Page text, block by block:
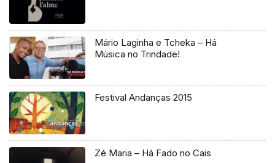
Mário Laginha e Tcheka – Há
Música no Trindade!
Festival Andanças 2015
Zé Maria – Há Fado no Cais